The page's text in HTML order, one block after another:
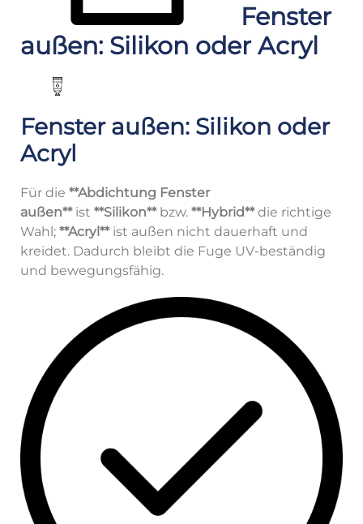
Fenster
außen: Silikon oder Acryl
Fenster außen: Silikon oder
Acryl
Für die **Abdichtung Fenster
außen**ist **Silikon**bzw. **Hybrid**die richtige
Wahl; **Acryl**ist außen nicht dauerhaft und
kreidet. Dadurch bleibt die Fuge UV-beständig
und bewegungsfähig.